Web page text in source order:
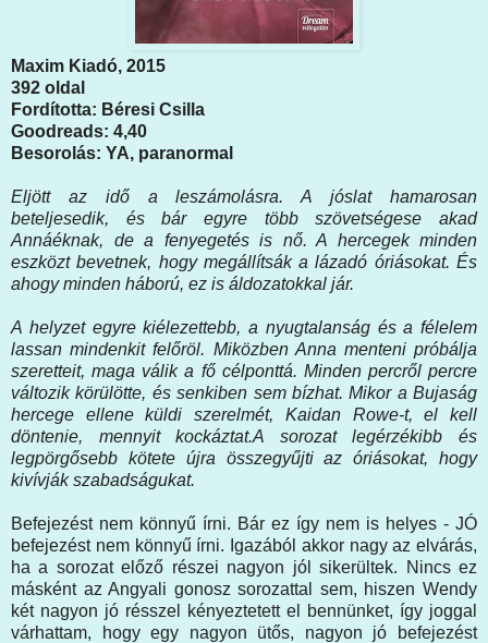
Maxim Kiadó, 2015
392 oldal
Fordította: Béresi Csilla
Goodreads: 4,40
Besorolás: YA, paranormal
Eljött az idő a leszámolásra. A jóslat hamarosan
beteljesedik, és bár egyre több szövetségese akad
Annáéknak, de a fenyegetés is nő. A hercegek minden
eszközt bevetnek, hogy megállítsák a lázadó óriásokat. És
ahogy minden háború, ez is áldozatokkal jár.
A helyzet egyre kiélezettebb, a nyugtalanság és a félelem
lassan mindenkit felőröl. Miközben Anna menteni próbálja
szeretteit, maga válik a fő célponttá. Minden percről percre
változik körülötte, és senkiben sem bízhat. Mikor a Bujaság
hercege ellene küldi szerelmét, Kaidan Rowe-t, el kell
döntenie, mennyit kockáztat.A sorozat legérzékibb és
legpörgősebb kötete újra összegyűjti az óriásokat, hogy
kivívják szabadságukat.
Befejezést nem könnyű írni. Bár ez így nem is helyes - JÓ
befejezést nem könnyű írni. Igazából akkor nagy az elvárás,
ha a sorozat előző részei nagyon jól sikerültek. Nincs ez
másként az Angyali gonosz sorozattal sem, hiszen Wendy
két nagyon jó résszel kényeztetett el bennünket, így joggal
várhattam, hogy egy nagyon ütős, nagyon jó befejezést